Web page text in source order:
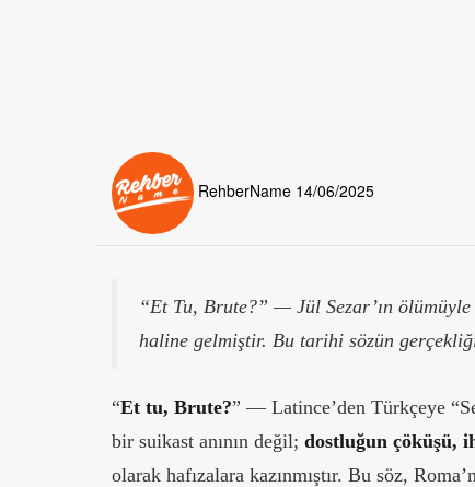
RehberName 14/06/2025
“Et Tu, Brute?” — Jül Sezar’ın
haline gelmiştir. Bu tarihi sözün
“Et tu, Brute?” — Latince’den Türkçeye
bir suikast anının değil; dostluğun çöküşü,
olarak hafızalara kazınmıştır. Bu söz,